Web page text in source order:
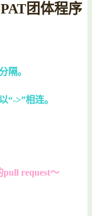
团体程序
隔。
“->”相连。
pull request～